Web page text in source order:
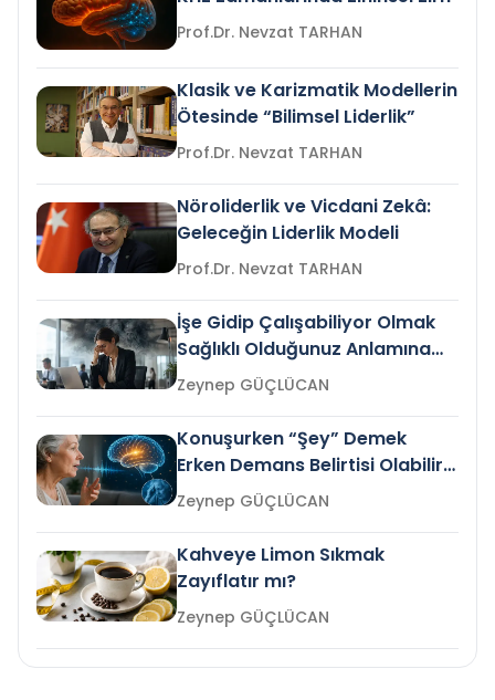
Prof.Dr. Nevzat TARHAN
Klasik ve Karizmatik Modellerin
Ötesinde “Bilimsel Liderlik”
Prof.Dr. Nevzat TARHAN
Nöroliderlik ve Vicdani Zekâ:
Geleceğin Liderlik Modeli
Prof.Dr. Nevzat TARHAN
İşe Gidip Çalışabiliyor Olmak
Sağlıklı Olduğunuz Anlamına
Gelir mi?Zeynep GÜÇLÜCAN
Konuşurken “Şey” Demek
Erken Demans Belirtisi Olabilir
mi?
Zeynep GÜÇLÜCAN
Kahveye Limon Sıkmak
Zayıflatır mı?
Zeynep GÜÇLÜCAN